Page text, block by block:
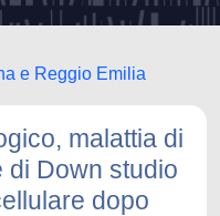
e Reggio Emilia
malattia di
di Down studio
dopo